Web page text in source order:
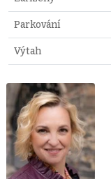
Parkování
Výtah